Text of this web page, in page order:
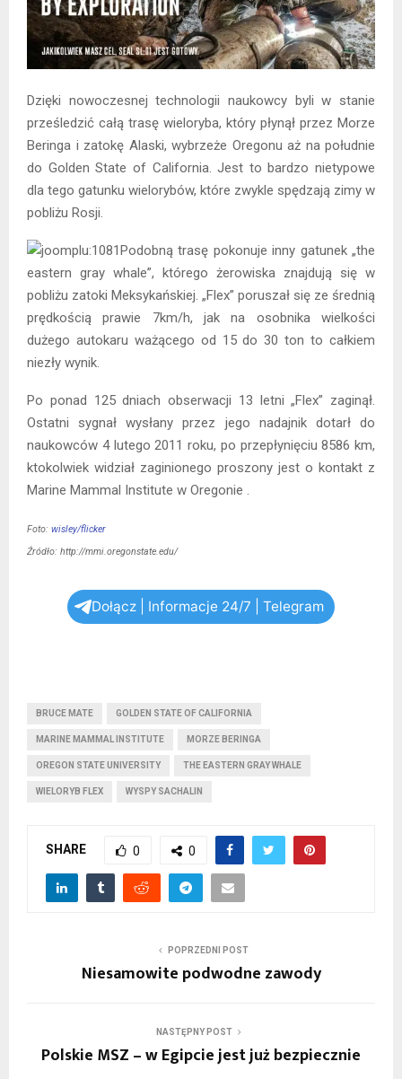
Dzięki nowoczesnej technologii naukowcy byli w stanie
prześledzić całą trasę wieloryba, który płynął przez Morze
Beringa i zatokę Alaski, wybrzeże Oregonu aż na południe
do Golden State of California. Jest to bardzo nietypowe
dla tego gatunku wielorybów, które zwykle spędzają zimy w
pobliżu Rosji.
Podobną trasę pokonuje inny gatunek „the
eastern gray whale”, którego żerowiska znajdują się w
pobliżu zatoki Meksykańskiej. „Flex” poruszał się ze średnią
prędkością prawie 7km/h, jak na osobnika wielkości
dużego autokaru ważącego od 15 do 30 ton to całkiem
niezły wynik.
Po ponad 125 dniach obserwacji 13 letni „Flex” zaginął.
Ostatni sygnał wysłany przez jego nadajnik dotarł do
naukowców 4 lutego 2011 roku, po przepłynięciu 8586 km,
ktokolwiek widział zaginionego proszony jest o kontakt z
Marine Mammal Institute w Oregonie .
Foto: wisley/flicker
Źródło: http://mmi.oregonstate.edu/
Dołącz | Informacje 24/7 | Telegram
BRUCE MATE GOLDEN STATE OF CALIFORNIA
MARINE MAMMAL INSTITUTE MORZE BERINGA
OREGON STATE UNIVERSITY THE EASTERN GRAY WHALE
WIELORYB FLEX WYSPY SACHALIN
SHARE 0 0
POPRZEDNI POST
Niesamowite podwodne zawody
NASTĘPNY POST
Polskie MSZ – w Egipcie jest już bezpiecznie